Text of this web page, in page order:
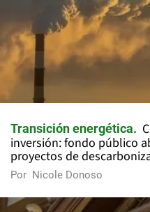
Transición energética
inversión: fondo público
proyectos de
Por Nicole Donoso